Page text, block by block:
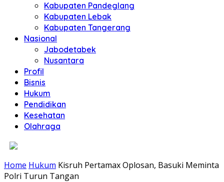
Kabupaten Pandeglang
Kabupaten Lebak
Kabupaten Tangerang
Nasional
Jabodetabek
Nusantara
Profil
Bisnis
Hukum
Pendidikan
Kesehatan
Olahraga
Home Hukum Kisruh Pertamax Oplosan, Basuki Meminta
Polri Turun Tangan